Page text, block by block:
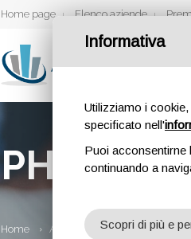
Home page Elenco aziende
PHOENIX
Home Aziende Phoenix Studio
Informativa
Utilizziamo i
specificato nell'
Puoi acconsentirne
continuando a
Scopri di più e